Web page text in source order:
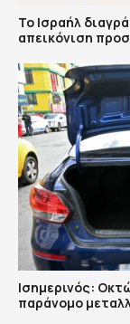
Το Ισραήλ
απεικόνιση
Ισημερινός:
παράνομο